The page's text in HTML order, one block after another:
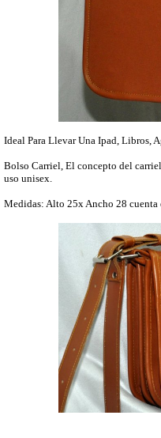
Ideal Para Llevar Una Ipad, Libros,
Bolso Carriel, El concepto del
uso unisex.
Medidas: Alto 25x Ancho 28